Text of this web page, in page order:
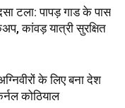
टला: पापड़ गाड के पास
कांवड़ यात्री सुरक्षित
के लिए बना देश
कोठियाल